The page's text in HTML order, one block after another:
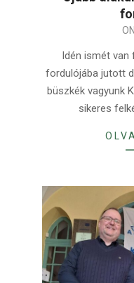
Idén ismét van
fordulójába jutott
büszkék vagyunk
sikeres